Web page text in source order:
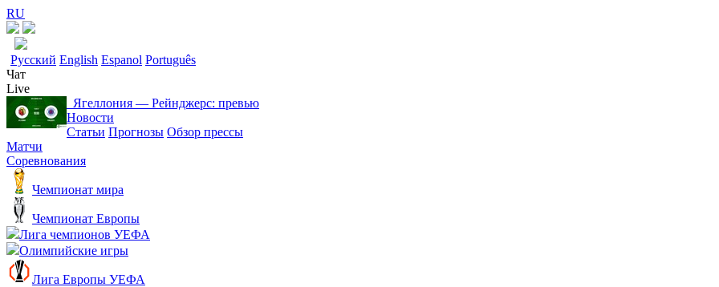
RU
Русский English Espanol Português
Чат
Live
Ягеллония ― Рейнджерс: превью
Новости
Статьи Прогнозы Обзор прессы
Матчи
Соревнования
Чемпионат мира
Чемпионат Европы
Лига чемпионов УЕФА
Олимпийские игры
Лига Европы УЕФА